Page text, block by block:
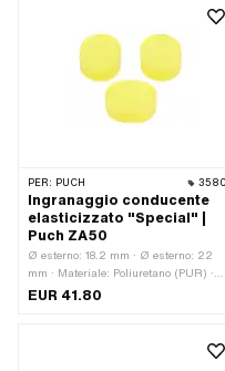
Esagono esterno · Diametro nominale
(filettatura): 12 mm · Altezza: 6 mm ·
Larghezza tra le piastre: 17 mm
PER: PUCH
Ingranaggio conducente
elasticizzato "Special" |
Puch ZA50
Ø esterno: 18.2 mm · Ø esterno: 22
mm · Materiale: Poliuretano (PUR) ·
Altezza: 7.2 mm · Versione alternativa
EUR 41.80